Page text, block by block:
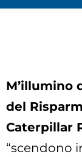
M’illumino
del
Caterpillar
“scendono